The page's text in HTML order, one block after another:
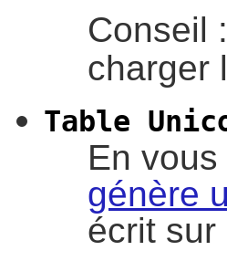
Conseil
charger
Table
En
génère
écrit